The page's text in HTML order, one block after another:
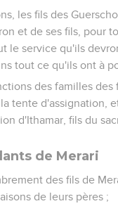
les fils des
et de ses fils, pour
le service qu'ils
tout ce qu'ils ont à
des familles des
tente d'assignation,
d'Ithamar, fils du
de Merari
des fils de
de leurs pères ;